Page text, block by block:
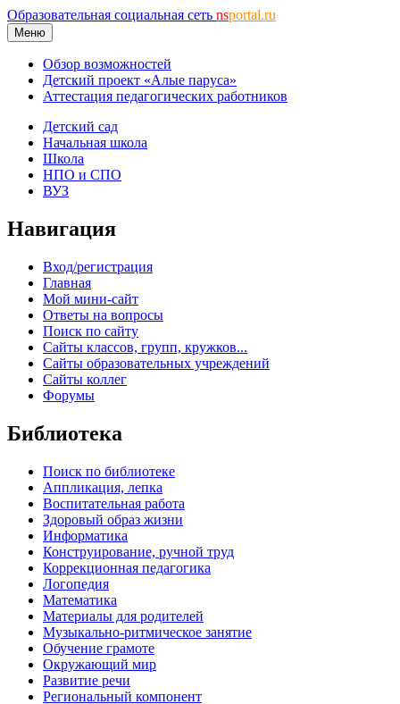
Образовательная социальная сеть nsportal.ru
Меню
Обзор возможностей
Детский проект «Алые паруса»
Аттестация педагогических работников
Детский сад
Начальная школа
Школа
НПО и СПО
ВУЗ
Навигация
Вход/регистрация
Главная
Мой мини-сайт
Ответы на вопросы
Поиск по сайту
Сайты классов, групп, кружков...
Сайты образовательных учреждений
Сайты коллег
Форумы
Библиотека
Поиск по библиотеке
Аппликация, лепка
Воспитательная работа
Здоровый образ жизни
Информатика
Конструирование, ручной труд
Коррекционная педагогика
Логопедия
Математика
Материалы для родителей
Музыкально-ритмическое занятие
Обучение грамоте
Окружающий мир
Развитие речи
Региональный компонент